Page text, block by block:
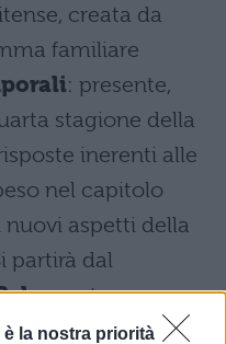
è la nostra priorità
creata da
familiare
: presente,
stagione della
inerenti alle
nel capitolo
aspetti della
partirà dal
tornano a
Los Angeles,